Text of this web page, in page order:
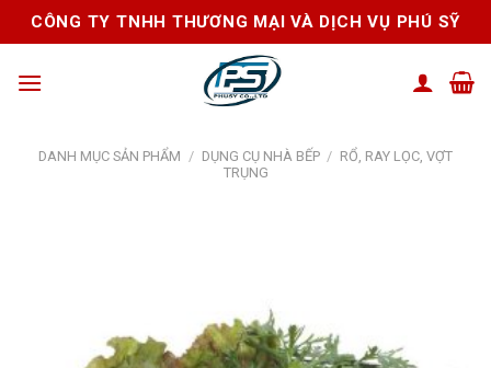
Skip
to
CÔNG TY TNHH THƯƠNG MẠI VÀ DỊCH VỤ PHÚ SỸ
DANH MỤC SẢN PHẨM / DỤNG CỤ NHÀ BẾP / RỔ, RAY LỌC, VỢT
TRỤNG